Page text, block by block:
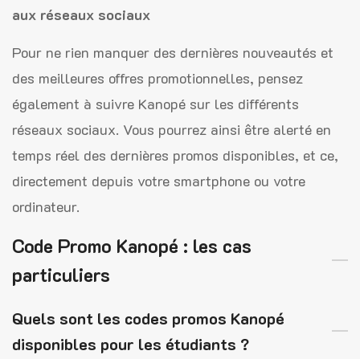
aux réseaux sociaux
Pour ne rien manquer des dernières nouveautés et
des meilleures offres promotionnelles, pensez
également à suivre Kanopé sur les différents
réseaux sociaux. Vous pourrez ainsi être alerté en
temps réel des dernières promos disponibles, et ce,
directement depuis votre smartphone ou votre
ordinateur.
Code Promo Kanopé : les cas
particuliers
Quels sont les codes promos Kanopé
disponibles pour les étudiants ?